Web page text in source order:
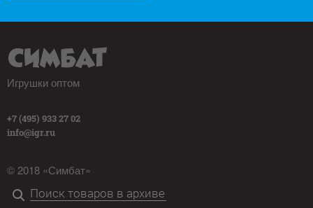
Игрушки оптом
+7 (495) 933 27 02
info@igr.ru
© 2018 «Симбат»